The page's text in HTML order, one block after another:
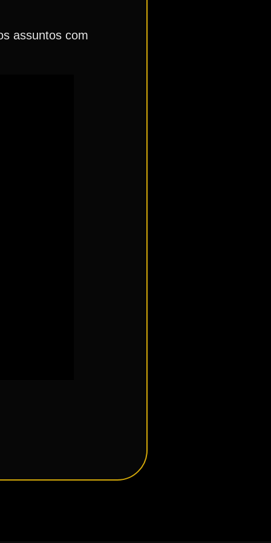
assuntos com